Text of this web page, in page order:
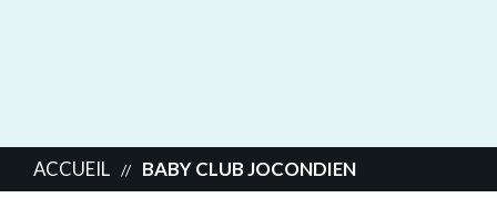
ACCUEIL // BABY CLUB JOCONDIEN